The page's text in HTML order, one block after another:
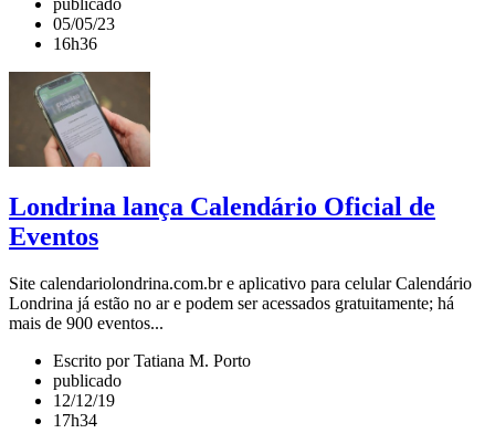
05/05/23
16h36
Londrina lança Calendário Oficial de
Eventos
Site calendariolondrina.com.br e aplicativo para celular Calendário
Londrina já estão no ar e podem ser acessados gratuitamente; há
mais de 900 eventos...
Escrito por Tatiana M. Porto
publicado
12/12/19
17h34